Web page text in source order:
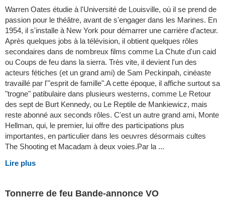
Warren Oates étudie à l'Université de Louisville, où il se prend de
passion pour le théâtre, avant de s'engager dans les Marines. En
1954, il s'installe à New York pour démarrer une carrière d'acteur.
Après quelques jobs à la télévision, il obtient quelques rôles
secondaires dans de nombreux films comme La Chute d'un caid
ou Coups de feu dans la sierra. Très vite, il devient l'un des
acteurs fétiches (et un grand ami) de Sam Peckinpah, cinéaste
travaillé par l'"esprit de famille".A cette époque, il affiche surtout sa
"trogne" patibulaire dans plusieurs westerns, comme Le Retour
des sept de Burt Kennedy, ou Le Reptile de Mankiewicz, mais
reste abonné aux seconds rôles. C'est un autre grand ami, Monte
Hellman, qui, le premier, lui offre des participations plus
importantes, en particulier dans les oeuvres désormais cultes
The Shooting et Macadam à deux voies.Par la ...
Lire plus
Tonnerre de feu Bande-annonce VO